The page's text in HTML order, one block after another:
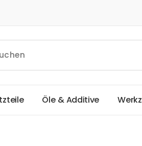
tzteile Öle &Additive Werkz